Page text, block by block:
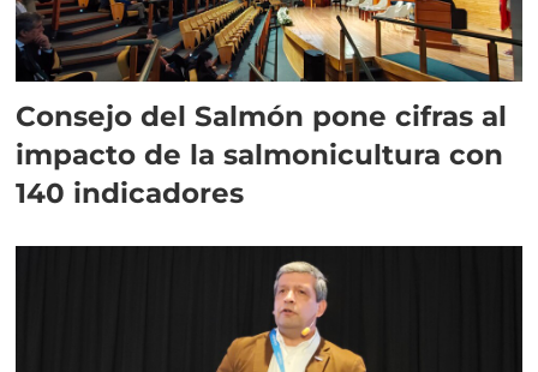
Consejo del Salmón pone cifras al
impacto de la salmonicultura con
140 indicadores